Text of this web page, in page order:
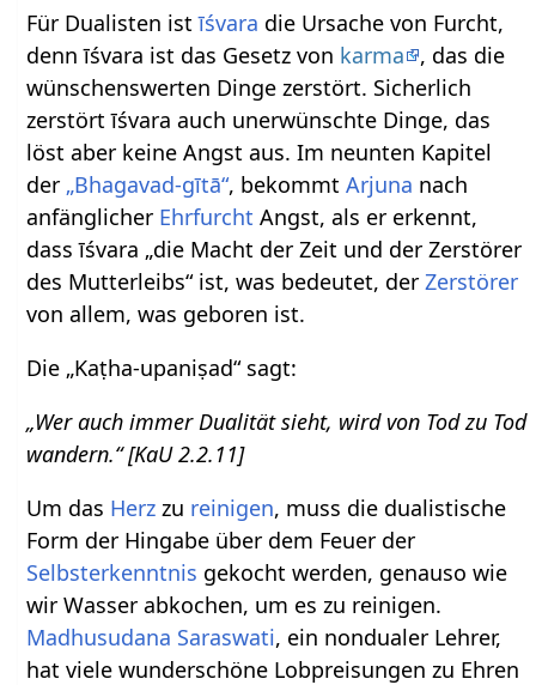
Für Dualisten istīśvara die Ursache von Furcht,
denn īśvara ist das Gesetz von karma
, das die
wünschenswerten Dinge zerstört. Sicherlich
zerstört īśvara auch unerwünschte Dinge, das
löst aber keine Angst aus. Im neunten Kapitel
der „Bhagavad-gītā“, bekommtArjuna nach
anfänglicher Ehrfurcht Angst, als er erkennt,
dass īśvara „die Macht der Zeit und der Zerstörer
des Mutterleibs“ ist, was bedeutet, derZerstörer
von allem, was geboren ist.
Die „Kaṭha-upaniṣad“ sagt:
„Wer auch immer Dualität sieht, wird von Tod zu Tod
wandern.“ [KaU 2.2.11]
Um das Herz zu reinigen, muss die dualistische
Form der Hingabe über dem Feuer der
Selbsterkenntnis gekocht werden, genauso wie
wir Wasser abkochen, um es zu reinigen.
Madhusudana Saraswati, ein nondualer Lehrer,
hat viele wunderschöne Lobpreisungen zu Ehren